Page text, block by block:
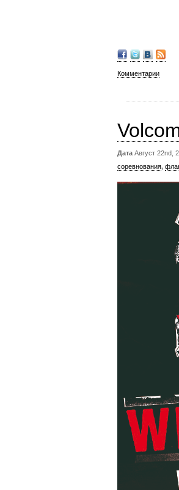
Комментарии
Дата Август 22nd,
соревнования,